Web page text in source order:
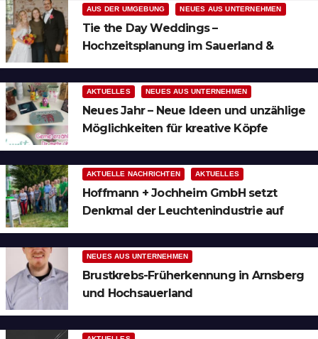
AUS DER UMGEBUNG NEUES AUS UNTERNEHMEN
Tie the Day Weddings –
Hochzeitsplanung im Sauerland &
AKTUELLES NEUES AUS UNTERNEHMEN
Neues Jahr – Neue Ideen und unzählige
Möglichkeiten für kreative Köpfe
AKTUELLE NACHRICHTEN AKTUELLES
Hoffmann + Jochheim GmbH setzt
Denkmal der Leuchtenindustrie auf
NEUES AUS UNTERNEHMEN
Brustkrebs-Früherkennung in Arnsberg
und Hochsauerland